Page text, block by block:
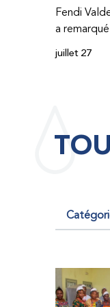
Fendi
a
étaient
fini par
par le
Fédération
juillet 27